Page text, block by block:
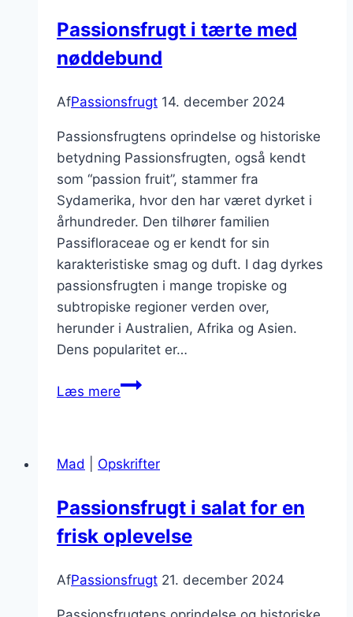
smagsløg
Passionsfrugt i tærte med
nøddebund
AfPassionsfrugt 14. december 2024
Passionsfrugtens oprindelse og historiske
betydning Passionsfrugten, også kendt
som “passion fruit”, stammer fra
Sydamerika, hvor den har været dyrket i
århundreder. Den tilhører familien
Passifloraceae og er kendt for sin
karakteristiske smag og duft. I dag dyrkes
passionsfrugten i mange tropiske og
subtropiske regioner verden over,
herunder i Australien, Afrika og Asien.
Dens popularitet er…
Læs merePassionsfrugt
nøddebund
Mad Opskrifter
Passionsfrugt i salat for en
frisk oplevelse
AfPassionsfrugt 21. december 2024